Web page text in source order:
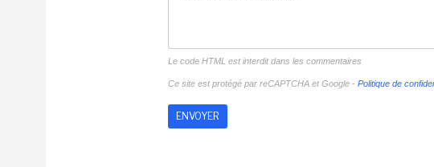
Le code HTML est interdit dans les commentaires
Ce site est protégé par reCAPTCHA et Google - Politique de